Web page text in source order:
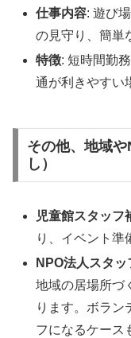
仕事内容: 遊び
の見守り、簡単
特徴: 短時間勤
通が利きやすい
その他、地域
し）
児童館スタッフ
り、イベント準
NPO法人スタッ
地域の居場所づ
ります。ボラン
フになるケース